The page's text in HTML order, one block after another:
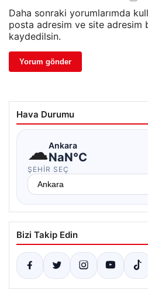
Daha sonraki yorumlarımda
posta adresim ve site adresim
kaydedilsin.
Hava Durumu
☁Ankara
NaN°C
ŞEHIR SEÇ
Bizi Takip Edin